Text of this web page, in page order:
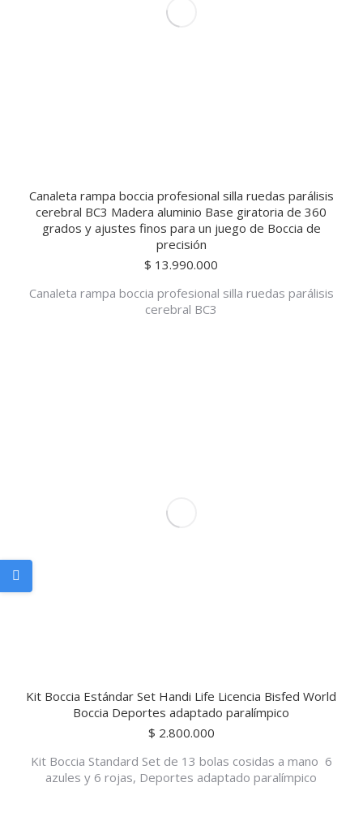
Canaleta rampa boccia profesional silla ruedas parálisis
cerebral BC3 Madera aluminio Base giratoria de 360
grados y ajustes finos para un juego de Boccia de
precisión
$ 13.990.000
Canaleta rampa boccia profesional silla ruedas parálisis
cerebral BC3
Kit Boccia Estándar Set Handi Life Licencia Bisfed World
Boccia Deportes adaptado paralímpico
$ 2.800.000
Kit Boccia Standard Set de 13 bolas cosidas a mano 6
azules y 6 rojas, Deportes adaptado paralímpico